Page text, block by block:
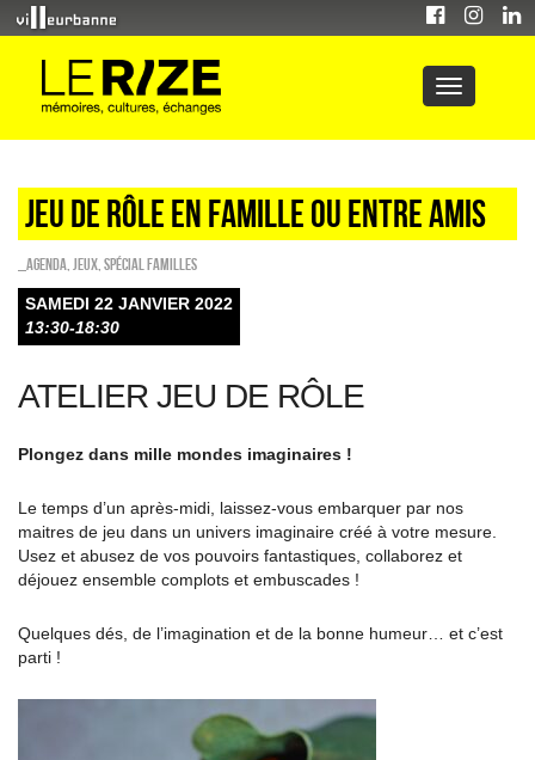
JEU DE RÔLE EN FAMILLE OU ENTRE AMIS
_Agenda Jeux Spécial familles
SAMEDI 22 JANVIER 2022
13:30-18:30
ATELIER JEU DE RÔLE
Plongez dans mille mondes imaginaires !
Le temps d’un après-midi, laissez-vous embarquer par nos
maitres de jeu dans un univers imaginaire créé à votre mesure.
Usez et abusez de vos pouvoirs fantastiques, collaborez et
déjouez ensemble complots et embuscades !
Quelques dés, de l’imagination et de la bonne humeur… et c’est
parti !